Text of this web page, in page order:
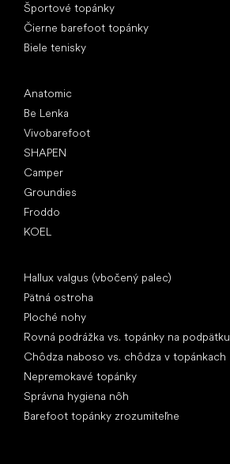
Športové topánky
Čierne barefoot topánky
Biele tenisky
Anatomic
Be Lenka
Vivobarefoot
SHAPEN
Camper
Groundies
Froddo
KOEL
Hallux valgus (vbočený palec)
Pätná ostroha
Ploché nohy
Rovná podrážka vs. topánky na podpätku
Chôdza naboso vs. chôdza v topánkach
Nepremokavé topánky
Správna hygiena nôh
Barefoot topánky zrozumiteľne